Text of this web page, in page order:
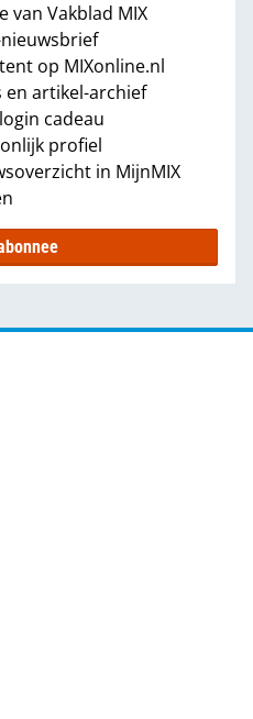
van Vakblad MIX
op MIXonline.nl
en artikel-archief
cadeau
profiel
in MijnMIX